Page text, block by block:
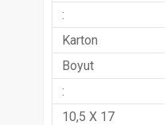
:
Karton
Boyut
:
10,5 X 17